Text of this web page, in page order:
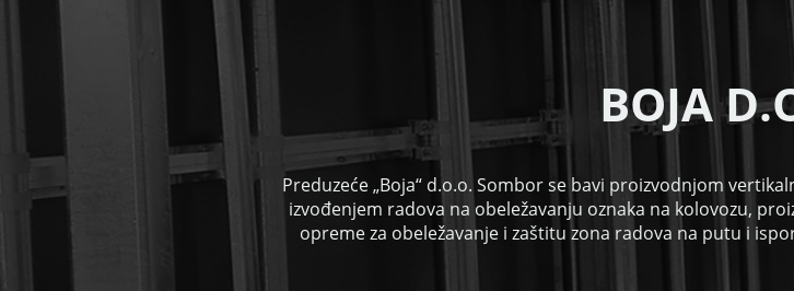
BOJA
Preduzeće „Boja“ d.o.o. Sombor se bavi proizvodnjom
izvođenjem radova na obeležavanju oznaka na kolovozu,
opreme za obeležavanje i zaštitu zona radova na putu i